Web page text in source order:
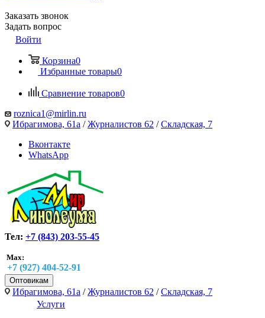
Заказать звонок
Задать вопрос
Войти
Корзина0
Избранные товары0
Сравнение товаров0
roznica1@mirlin.ru
Ибрагимова, 61а /Журналистов 62 /Складская, 7
Вконтакте
WhatsApp
Тел: +7 (843) 203-55-45
Max:
+7 (927) 404-52-91
Оптовикам
Ибрагимова, 61а /Журналистов 62 /Складская, 7
Услуги